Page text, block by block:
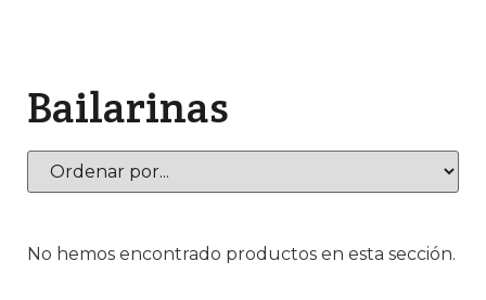
Bailarinas
No hemos encontrado productos en esta sección.